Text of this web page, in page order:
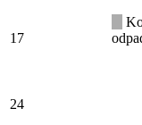
17
24